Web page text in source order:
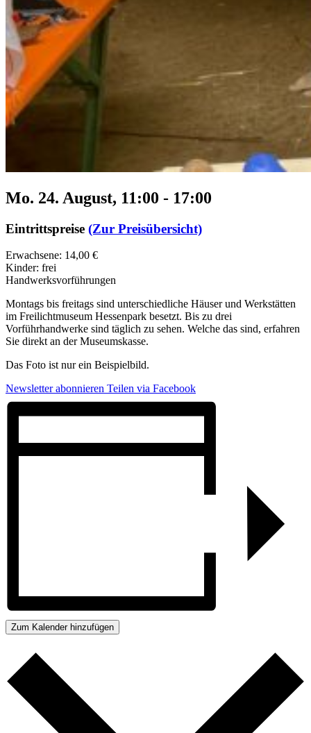
Mo. 24. August, 11:00 - 17:00
Eintrittspreise (Zur Preisübersicht)
Erwachsene: 14,00 €
Kinder: frei
Handwerksvorführungen
Montags bis freitags sind unterschiedliche Häuser und Werkstätten
im Freilichtmuseum Hessenpark besetzt. Bis zu drei
Vorführhandwerke sind täglich zu sehen. Welche das sind, erfahren
Sie direkt an der Museumskasse.
Das Foto ist nur ein Beispielbild.
Newsletter abonnieren Teilen via Facebook
Zum Kalender hinzufügen